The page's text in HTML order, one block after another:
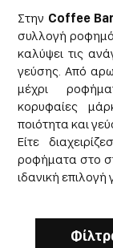
Στην Coffee
συλλογή
καλύψει τις
γεύσης. Από
μέχρι
κορυφαίες
ποιότητα και
Είτε
ροφήματα στο
ιδανική επιλογή